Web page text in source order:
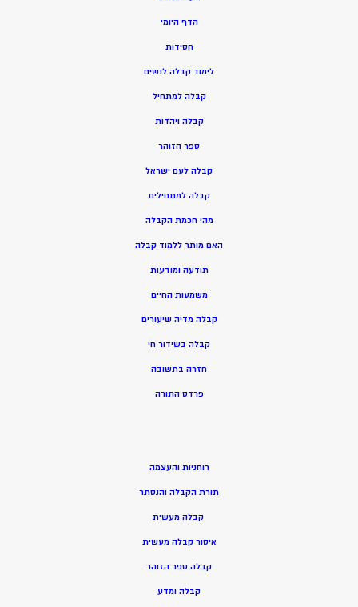
הדף היומי
חסידות
לימוד קבלה לנשים
קבלה למתחיל
קבלה ויהדות
ספר הזוהר
קבלה לעם ישראל
קבלה למתחילים
מהי חכמת הקבלה
האם מותר ללמוד קבלה
תודעה ומודעות
משמעות החיים
קבלה מדיה שיעורים
קבלה בשידור חי
חזרה בתשובה
פרדס התורה
רוחניות והעצמה
תורת הקבלה והנסתר
קבלה מעשית
איסור קבלה מעשית
קבלה ספר הזוהר
קבלה ומדע